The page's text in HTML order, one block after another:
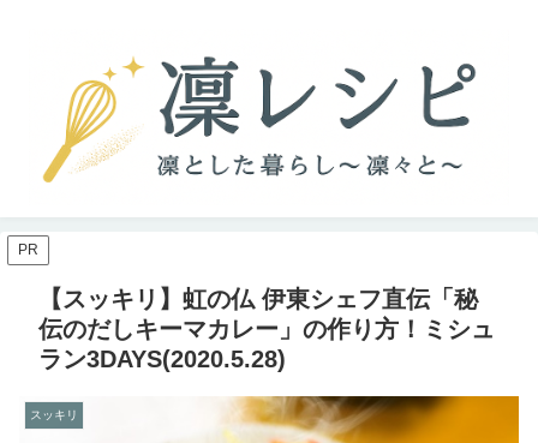
PR
【スッキリ】虹の仏 伊東シェフ直伝「秘
伝のだしキーマカレー」の作り方！ミシュ
ラン3DAYS(2020.5.28)
スッキリ